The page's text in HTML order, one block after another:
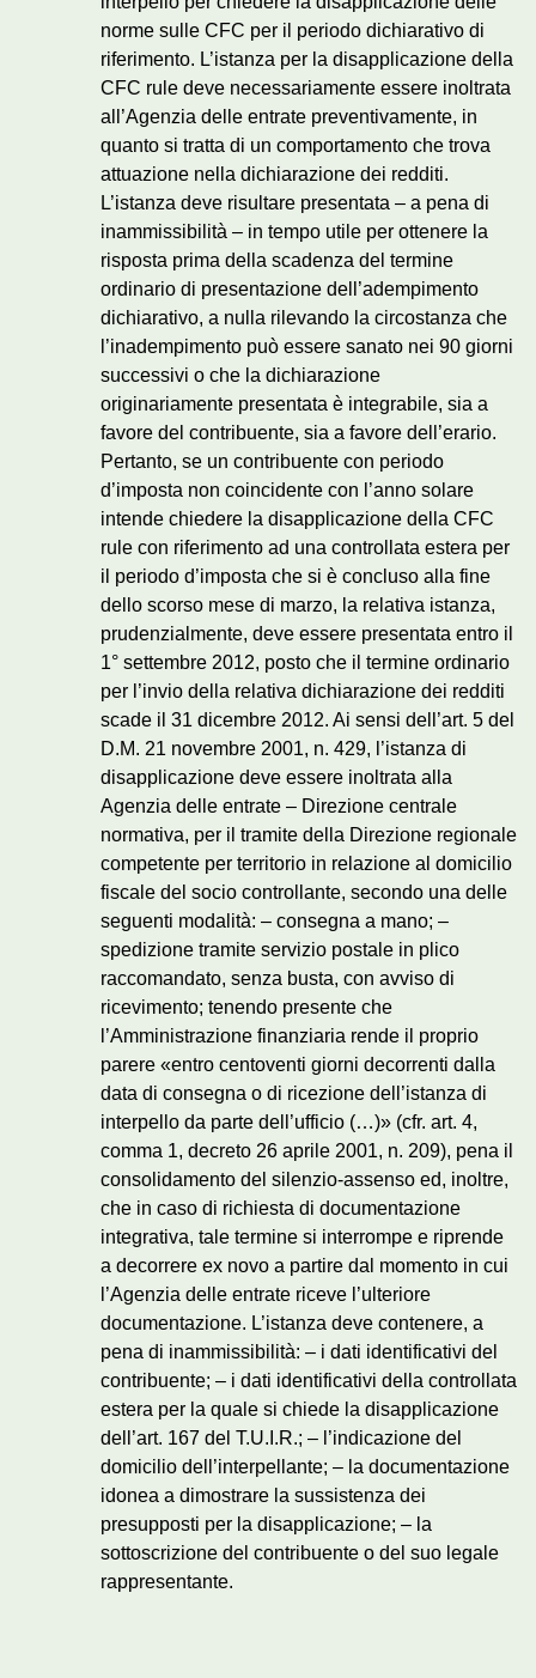
norme sulle CFC per il periodo dichiarativo di
riferimento. L’istanza per la disapplicazione della
CFC rule deve necessariamente essere inoltrata
all’Agenzia delle entrate preventivamente, in
quanto si tratta di un comportamento che trova
attuazione nella dichiarazione dei redditi.
L’istanza deve risultare presentata – a pena di
inammissibilità – in tempo utile per ottenere la
risposta prima della scadenza del termine
ordinario di presentazione dell’adempimento
dichiarativo, a nulla rilevando la circostanza che
l’inadempimento può essere sanato nei 90 giorni
successivi o che la dichiarazione
originariamente presentata è integrabile, sia a
favore del contribuente, sia a favore dell’erario.
Pertanto, se un contribuente con periodo
d’imposta non coincidente con l’anno solare
intende chiedere la disapplicazione della CFC
rule con riferimento ad una controllata estera per
il periodo d’imposta che si è concluso alla fine
dello scorso mese di marzo, la relativa istanza,
prudenzialmente, deve essere presentata entro il
1° settembre 2012, posto che il termine ordinario
per l’invio della relativa dichiarazione dei redditi
scade il 31 dicembre 2012. Ai sensi dell’art. 5 del
D.M. 21 novembre 2001, n. 429, l’istanza di
disapplicazione deve essere inoltrata alla
Agenzia delle entrate – Direzione centrale
normativa, per il tramite della Direzione regionale
competente per territorio in relazione al domicilio
fiscale del socio controllante, secondo una delle
seguenti modalità: – consegna a mano; –
spedizione tramite servizio postale in plico
raccomandato, senza busta, con avviso di
ricevimento; tenendo presente che
l’Amministrazione finanziaria rende il proprio
parere «entro centoventi giorni decorrenti dalla
data di consegna o di ricezione dell’istanza di
interpello da parte dell’ufficio (…)» (cfr. art. 4,
comma 1, decreto 26 aprile 2001, n. 209), pena il
consolidamento del silenzio-assenso ed, inoltre,
che in caso di richiesta di documentazione
integrativa, tale termine si interrompe e riprende
a decorrere ex novo a partire dal momento in cui
l’Agenzia delle entrate riceve l’ulteriore
documentazione. L’istanza deve contenere, a
pena di inammissibilità: – i dati identificativi del
contribuente; – i dati identificativi della controllata
estera per la quale si chiede la disapplicazione
dell’art. 167 del T.U.I.R.; – l’indicazione del
domicilio dell’interpellante; – la documentazione
idonea a dimostrare la sussistenza dei
presupposti per la disapplicazione; – la
sottoscrizione del contribuente o del suo legale
rappresentante.